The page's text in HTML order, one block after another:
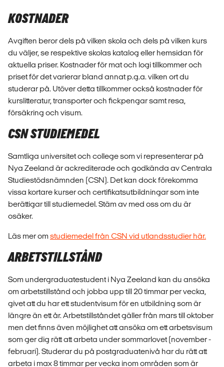
KOSTNADER
Avgiften beror dels på vilken skola och dels på vilken kurs
du väljer, se respektive skolas katalog eller hemsidan för
aktuella priser. Kostnader för mat och logi tillkommer och
priset för det varierar bland annat p.g.a. vilken ort du
studerar på. Utöver detta tillkommer också kostnader för
kurslitteratur, transporter och fickpengar samt resa,
försäkring och visum.
CSN STUDIEMEDEL
Samtliga universitet och college som vi representerar på
Nya Zeeland är ackrediterade och godkända av Centrala
Studiestödsnämnden (CSN). Det kan dock förekomma
vissa kortare kurser och certifikatsutbildningar som inte
berättigar till studiemedel. Stäm av med oss om du är
osäker.
Läs mer om studiemedel från CSN vid utlandsstudier här.
ARBETSTILLSTÅND
Som undergraduatestudent i Nya Zeeland kan du ansöka
om arbetstillstånd och jobba upp till 20 timmar per vecka,
givet att du har ett studentvisum för en utbildning som är
längre än ett år. Arbetstillståndet gäller från mars till oktober
men det finns även möjlighet att ansöka om ett arbetsvisum
som ger dig rätt att arbeta under sommarlovet (november -
februari). Studerar du på postgraduatenivå har du rätt att
arbeta i max 8 timmar per vecka inom områden som är